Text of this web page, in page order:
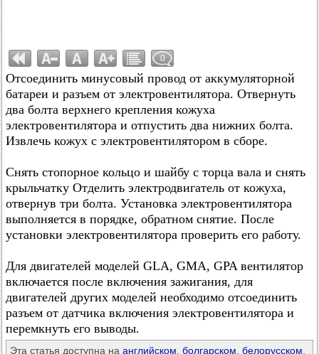
0
Отсоединить минусовый провод от аккумуляторной
батареи и разъем от электровентилятора. Отвернуть
два болта верхнего крепления кожуха
электровентилятора и отпустить два нижних болта.
Извлечь кожух с электровентилятором в сборе.
Снять стопорное кольцо и шайбу с торца вала и снять
крыльчатку Отделить электродвигатель от кожуха,
отвернув три болта. Установка электровентилятора
выполняется в порядке, обратном снятие. После
установки электровентилятора проверить его работу.
Для двигателей моделей GLA, GMA, GPA вентилятор
включается после включения зажигания, для
двигателей других моделей необходимо отсоединить
разъем от датчика включения электровентилятора и
перемкнуть его выводы.
Эта статья доступна на английском болгарском белорусском